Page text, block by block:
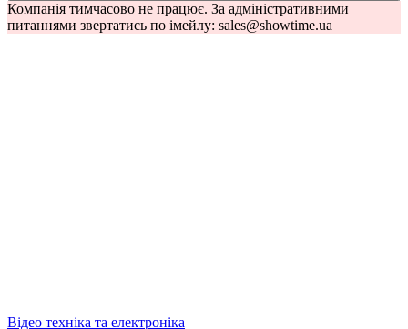
Компанія тимчасово не працює. За адміністративними
питаннями звертатись по імейлу: sales@showtime.ua
Відео техніка та електроніка